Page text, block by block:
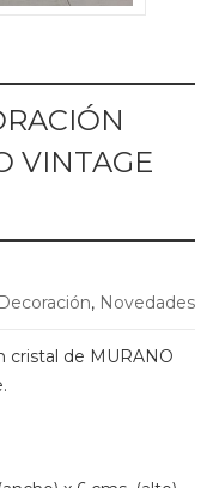
VINTAGE
Decoración, Novedades
cristal de MURANO